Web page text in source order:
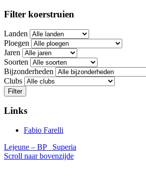
Filter koerstruien
Landen
Ploegen
Jaren
Soorten
Bijzonderheden
Clubs
Filter
Links
Fabio Farelli
Lejeune – BP
Superia
Scroll naar bovenzijde